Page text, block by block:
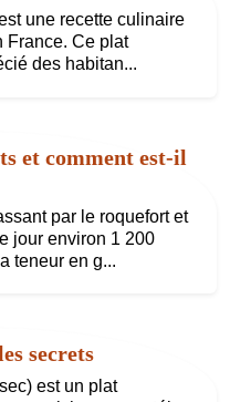
une recette culinaire
France. Ce plat
des habitan...
et comment est-il
par le roquefort et
jour environ 1 200
teneur en g...
secrets
est un plat